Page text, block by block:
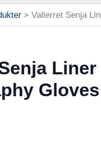
Vallerret Senja
Liner